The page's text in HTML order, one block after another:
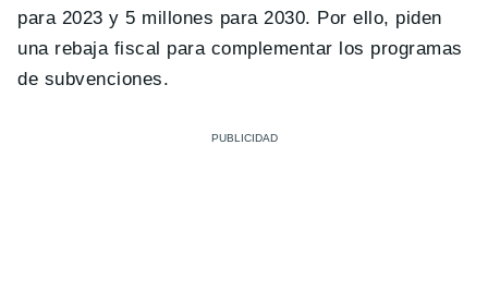
para 2023 y 5 millones para 2030. Por ello, piden
una rebaja fiscal para complementar los programas
de subvenciones.